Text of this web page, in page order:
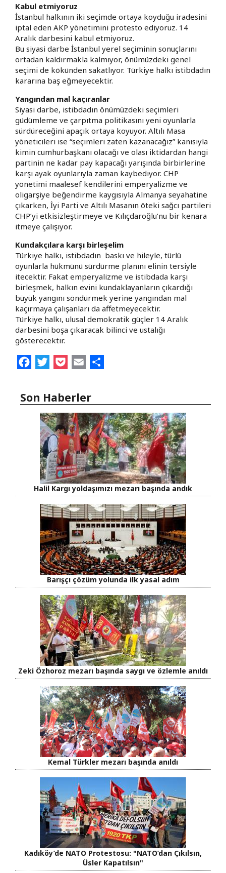
Kabul etmiyoruz
İstanbul halkının iki seçimde ortaya koyduğu iradesini
iptal eden AKP yönetimini protesto ediyoruz. 14
Aralık darbesini kabul etmiyoruz.
Bu siyasi darbe İstanbul yerel seçiminin sonuçlarını
ortadan kaldırmakla kalmıyor, önümüzdeki genel
seçimi de kökünden sakatlıyor. Türkiye halkı istibdadın
kararına baş eğmeyecektir.
Yangından mal kaçıranlar
Siyasi darbe, istibdadın önümüzdeki seçimleri
güdümleme ve çarpıtma politikasını yeni oyunlarla
sürdüreceğini apaçık ortaya koyuyor. Altılı Masa
yöneticileri ise “seçimleri zaten kazanacağız” kanısıyla
kimin cumhurbaşkanı olacağı ve olası iktidardan hangi
partinin ne kadar pay kapacağı yarışında birbirlerine
karşı ayak oyunlarıyla zaman kaybediyor. CHP
yönetimi maalesef kendilerini emperyalizme ve
oligarşiye beğendirme kaygısıyla Almanya seyahatine
çıkarken, İyi Parti ve Altılı Masanın öteki sağcı partileri
CHP’yi etkisizleştirmeye ve Kılıçdaroğlu’nu bir kenara
itmeye çalışıyor.
Kundakçılara karşı birleşelim
Türkiye halkı, istibdadın baskı ve hileyle, türlü
oyunlarla hükmünü sürdürme planını elinin tersiyle
itecektir. Fakat emperyalizme ve istibdada karşı
birleşmek, halkın evini kundaklayanların çıkardığı
büyük yangını söndürmek yerine yangından mal
kaçırmaya çalışanları da affetmeyecektir.
Türkiye halkı, ulusal demokratik güçler 14 Aralık
darbesini boşa çıkaracak bilinci ve ustalığı
gösterecektir.
FacebookTwitterPocketEmail
Son Haberler
Halil Kargı yoldaşımızı mezarı başında andık
Barışçı çözüm yolunda ilk yasal adım
Zeki Özhoroz mezarı başında saygı ve özlemle anıldı
Kemal Türkler mezarı başında anıldı
Kadıköy’de NATO Protestosu: "NATO’dan Çıkılsın,
Üsler Kapatılsın"